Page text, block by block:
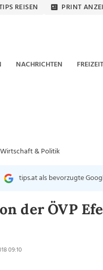
REISEN PRINT
NACHRICHTEN FREIZEIT
Wirtschaft & Politik
tips.at als bevorzugte
der ÖVP
09:10